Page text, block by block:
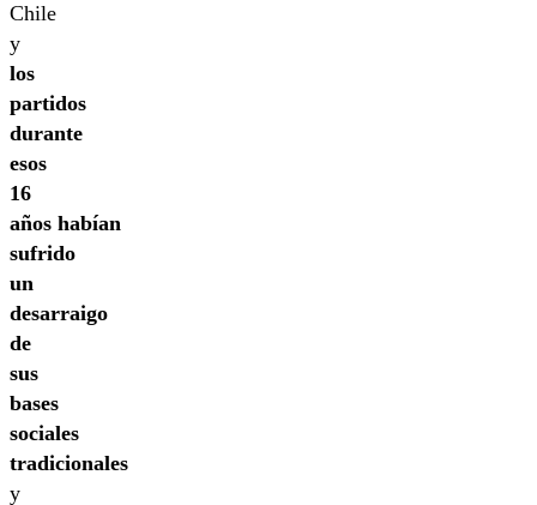
Chile
y
los
partidos
durante
esos
16
años habían
sufrido
un
desarraigo
de
sus
bases
sociales
tradicionales
y